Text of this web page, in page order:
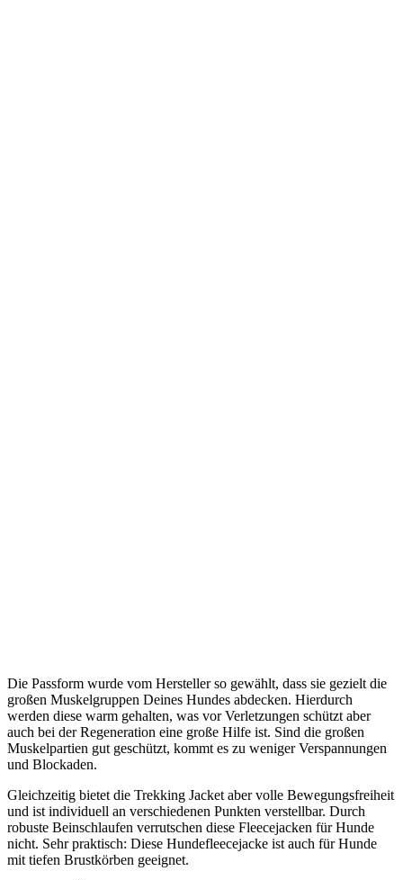
Die Passform wurde vom Hersteller so gewählt, dass sie gezielt die
großen Muskelgruppen Deines Hundes abdecken. Hierdurch
werden diese warm gehalten, was vor Verletzungen schützt aber
auch bei der Regeneration eine große Hilfe ist. Sind die großen
Muskelpartien gut geschützt, kommt es zu weniger Verspannungen
und Blockaden.
Gleichzeitig bietet die Trekking Jacket aber volle Bewegungsfreiheit
und ist individuell an verschiedenen Punkten verstellbar. Durch
robuste Beinschlaufen verrutschen diese Fleecejacken für Hunde
nicht. Sehr praktisch: Diese Hundefleecejacke ist auch für Hunde
mit tiefen Brustkörben geeignet.